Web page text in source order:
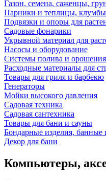
Газон, семена, саженцы,
Парники и теплицы, клумбы
Подвязки и опоры для
Садовые фонарики
Укрывной материал для
Насосы и оборудование
Системы полива и орошения
Расходные материалы для
Товары для гриля и барбекю
Генераторы
Мойки высокого давления
Садовая техника
Садовая сантехника
Товары для бани и сауны
Бондарные изделия, банные
Декор для бани
Компьютеры,